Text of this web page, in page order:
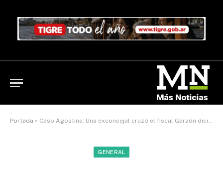
Portada » Caso Agostina: Una exconcejal cruzó el fiscal Garzón diciéndole «no sea cínico, es una payasada lo que hace»
GENERAL